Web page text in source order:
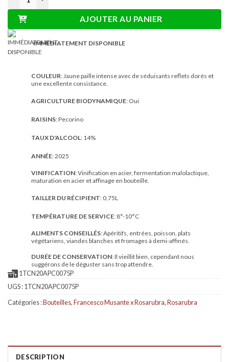
était :
27,50€.
est :
19,90€.
AJOUTER AU PANIER
IMMÉDIATEMENT DISPONIBLE
COULEUR: Jaune paille intense avec de séduisants reflets dorés et
une excellente consistance.
AGRICULTURE BIODYNAMIQUE: Oui
RAISINS: Pecorino
TAUX D'ALCOOL: 14%
ANNÉE: 2025
VINIFICATION: Vinification en acier, fermentation malolactique,
maturation en acier et affinage en bouteille.
TAILLER DU RÉCIPIENT: 0,75L
TEMPÉRATURE DE SERVICE: 8°-10°C
ALIMENTS CONSEILLÉS: Apéritifs, entrées, poisson, plats
végétariens, viandes blanches et fromages à demi-affinés.
DURÉE DE CONSERVATION: Il vieillit bien, cependant nous
suggérons de le déguster sans trop attendre.
1TCN20APC0075P
UGS :1TCN20APC0075P
Catégories :Bouteilles,Francesco Musante x Rosarubra,Rosarubra
DESCRIPTION